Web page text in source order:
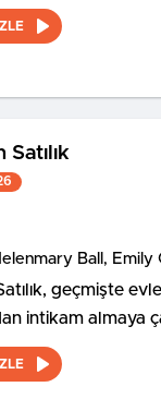
Satılık
geçmişte
intikam almaya
hikayesini